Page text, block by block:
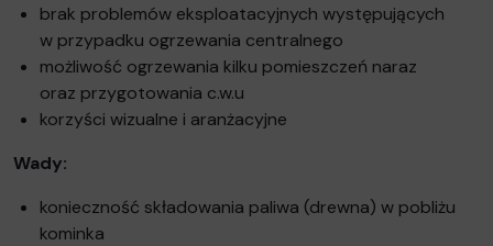
brak problemów eksploatacyjnych występujących
w przypadku ogrzewania centralnego
możliwość ogrzewania kilku pomieszczeń naraz
oraz przygotowania c.w.u
korzyści wizualne i aranżacyjne
Wady:
konieczność składowania paliwa (drewna) w pobliżu
kominka